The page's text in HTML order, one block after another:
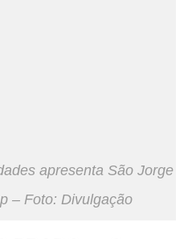
apresenta São Jorge
– Foto: Divulgação